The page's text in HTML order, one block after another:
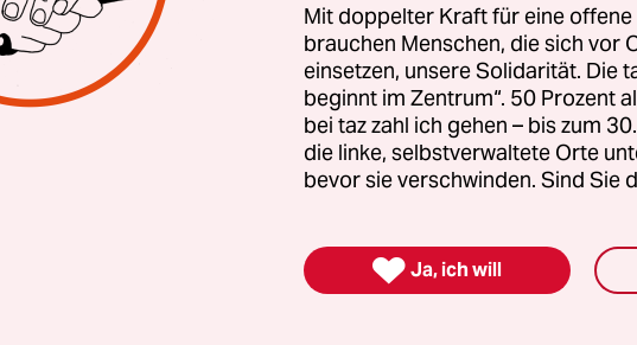
Mit doppelter Kraft für eine
brauchen Menschen, die sich vor
einsetzen, unsere Solidarität. Die
beginnt im Zentrum“. 50 Prozent
bei taz zahl ich gehen – bis zum
die linke, selbstverwaltete Orte
bevor sie verschwinden. Sind Sie
 Ja, ich will